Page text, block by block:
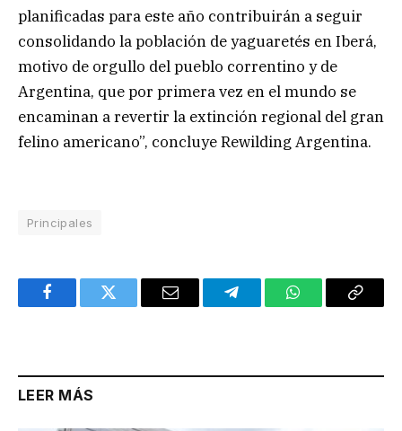
planificadas para este año contribuirán a seguir
consolidando la población de yaguaretés en Iberá,
motivo de orgullo del pueblo correntino y de
Argentina, que por primera vez en el mundo se
encaminan a revertir la extinción regional del gran
felino americano”, concluye Rewilding Argentina.
Principales
FacebookTwitter Email TelegramWhatsAppCopy
LEER MÁS